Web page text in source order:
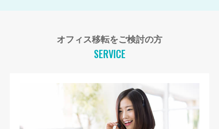
オフィス移転をご検討の方
SERVICE